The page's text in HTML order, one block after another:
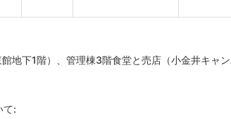
地下1階）、管理棟3階食堂と売店（小金井キャン
て: